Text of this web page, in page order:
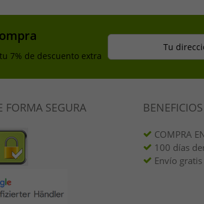
7% de descuento extra
Tu
FORMA SEGURA BENEFICIOS
COMPRA
100 días
Envío